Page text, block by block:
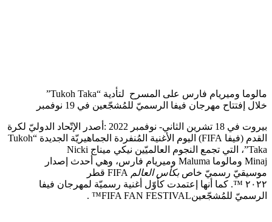
مالوما وميريام فارس على المسرح لتأدية “Tukoh Taka”
خلال إفتتاح مهرجان فيفا الرسميّ للمُشجّعين في 19 نوفمبر
بيروت في 18 تشرين الثاني- نوفمبر 2022 :أصدر الإتّحاد الدوليّ لكرة
القدم (فيفا FIFA) اليوم الأغنية المُنفردة الجماهيريّة الجديدة “Tukoh
Taka”، التي تجمع النجوم العالميّين نيكي ميناج Nicki
Minaj ومالوما Maluma وميريام فارس، وهي أحدث إصدار
موسيقيّ رسميّ خاصبكأس العالم
FIFA قطر
٢٠٢٢ ™. كما أنها إعتمدت كأوّل أغنية رسميّة لمهرجان فيفا
الرسميّ للمُشجّعينFIFA FAN FESTIVAL™ .